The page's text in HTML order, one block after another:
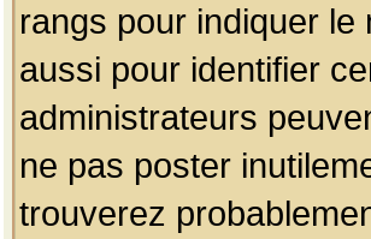
rangs pour indiquer
aussi pour identifier
administrateurs
ne pas poster
trouverez